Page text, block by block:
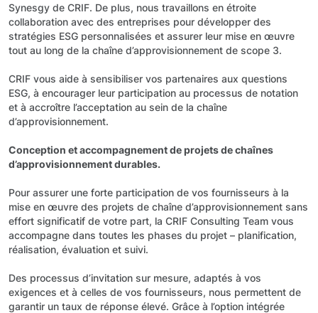
Synesgy de CRIF. De plus, nous travaillons en étroite
collaboration avec des entreprises pour développer des
stratégies ESG personnalisées et assurer leur mise en œuvre
tout au long de la chaîne d’approvisionnement de scope 3.
CRIF vous aide à sensibiliser vos partenaires aux questions
ESG, à encourager leur participation au processus de notation
et à accroître l’acceptation au sein de la chaîne
d’approvisionnement.
Conception et accompagnement de projets de chaînes
d’approvisionnement durables.
Pour assurer une forte participation de vos fournisseurs à la
mise en œuvre des projets de chaîne d’approvisionnement sans
effort significatif de votre part, la CRIF Consulting Team vous
accompagne dans toutes les phases du projet – planification,
réalisation, évaluation et suivi.
Des processus d’invitation sur mesure, adaptés à vos
exigences et à celles de vos fournisseurs, nous permettent de
garantir un taux de réponse élevé. Grâce à l’option intégrée